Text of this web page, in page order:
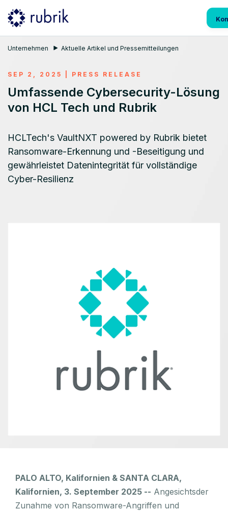
Unternehmen Aktuelle Artikel und Pressemitteilungen
SEP 2, 2025 | PRESS RELEASE
Umfassende Cybersecurity-Lösung
von HCL Tech und Rubrik
HCLTech's VaultNXT powered by Rubrik bietet
Ransomware-Erkennung und -Beseitigung und
gewährleistet Datenintegrität für vollständige
Cyber-Resilienz
PALO ALTO, Kalifornien & SANTA CLARA,
Kalifornien, 3. September 2025 -- Angesichtsder
Zunahme von Ransomware-Angriffen und